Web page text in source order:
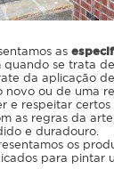
as
quando se trata
da aplicação
ou de uma
e respeitar certos
as regras da
e duradouro.
os
para pintar